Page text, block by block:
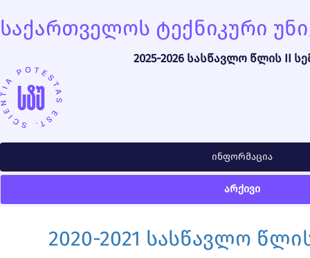
საქართველოს ტექნიკური
2025-2026 სასწავლო წლის II
ინფორმაცია
არქივი
2020-2021 სასწავლო